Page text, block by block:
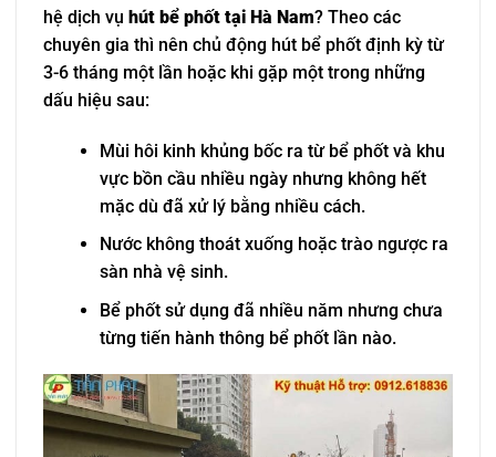
hệ dịch vụ hút bể phốt tại Hà Nam? Theo các
chuyên gia thì nên chủ động hút bể phốt định kỳ từ
3-6 tháng một lần hoặc khi gặp một trong những
dấu hiệu sau:
Mùi hôi kinh khủng bốc ra từ bể phốt và khu
vực bồn cầu nhiều ngày nhưng không hết
mặc dù đã xử lý bằng nhiều cách.
Nước không thoát xuống hoặc trào ngược ra
sàn nhà vệ sinh.
Bể phốt sử dụng đã nhiều năm nhưng chưa
từng tiến hành thông bể phốt lần nào.